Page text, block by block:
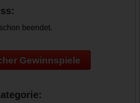
beendet.
Gewinnspiele